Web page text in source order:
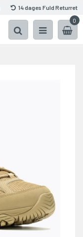
14 dages Fuld Returret
0